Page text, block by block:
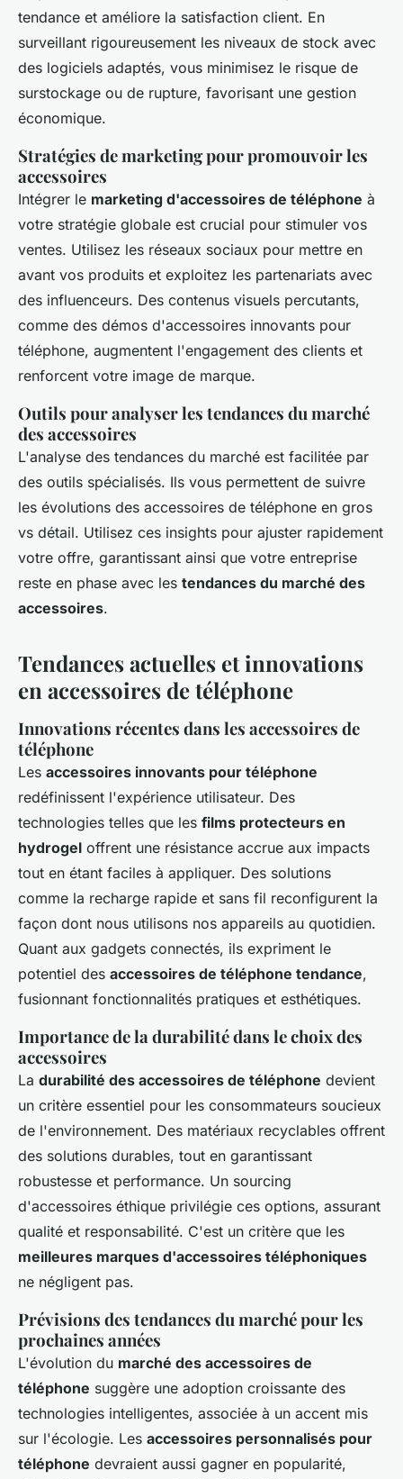
tendance et améliore la satisfaction client. En
surveillant rigoureusement les niveaux de stock avec
des logiciels adaptés, vous minimisez le risque de
surstockage ou de rupture, favorisant une gestion
économique.
Stratégies de marketing pour promouvoir les
accessoires
Intégrer le marketing d'accessoires de téléphone à
votre stratégie globale est crucial pour stimuler vos
ventes. Utilisez les réseaux sociaux pour mettre en
avant vos produits et exploitez les partenariats avec
des influenceurs. Des contenus visuels percutants,
comme des démos d'accessoires innovants pour
téléphone, augmentent l'engagement des clients et
renforcent votre image de marque.
Outils pour analyser les tendances du marché
des accessoires
L'analyse des tendances du marché est facilitée par
des outils spécialisés. Ils vous permettent de suivre
les évolutions des accessoires de téléphone en gros
vs détail. Utilisez ces insights pour ajuster rapidement
votre offre, garantissant ainsi que votre entreprise
reste en phase avec les tendances du marché des
accessoires.
Tendances actuelles et innovations
en accessoires de téléphone
Innovations récentes dans les accessoires de
téléphone
Les accessoires innovants pour téléphone
redéfinissent l'expérience utilisateur. Des
technologies telles que les films protecteurs en
hydrogel offrent une résistance accrue aux impacts
tout en étant faciles à appliquer. Des solutions
comme la recharge rapide et sans fil reconfigurent la
façon dont nous utilisons nos appareils au quotidien.
Quant aux gadgets connectés, ils expriment le
potentiel des accessoires de téléphone tendance,
fusionnant fonctionnalités pratiques et esthétiques.
Importance de la durabilité dans le choix des
accessoires
La durabilité des accessoires de téléphone devient
un critère essentiel pour les consommateurs soucieux
de l'environnement. Des matériaux recyclables offrent
des solutions durables, tout en garantissant
robustesse et performance. Un sourcing
d'accessoires éthique privilégie ces options, assurant
qualité et responsabilité. C'est un critère que les
meilleures marques d'accessoires téléphoniques
ne négligent pas.
Prévisions des tendances du marché pour les
prochaines années
L'évolution du marché des accessoires de
téléphone suggère une adoption croissante des
technologies intelligentes, associée à un accent mis
sur l'écologie. Les accessoires personnalisés pour
téléphone devraient aussi gagner en popularité,